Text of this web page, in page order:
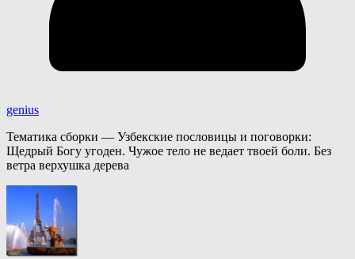
genius
Тематика сборки — Узбекские пословицы и поговорки:
Щедрый Богу угоден. Чужое тело не ведает твоей боли. Без
ветра верхушка дерева